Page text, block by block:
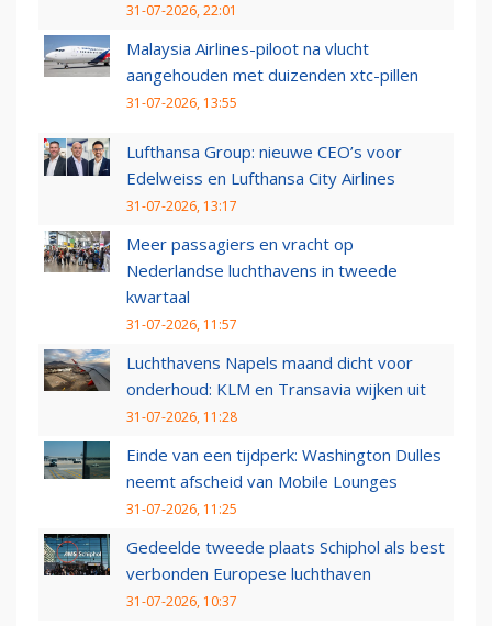
31-07-2026, 22:01
Malaysia Airlines-piloot na vlucht
aangehouden met duizenden xtc-pillen
31-07-2026, 13:55
Lufthansa Group: nieuwe CEO’s voor
Edelweiss en Lufthansa City Airlines
31-07-2026, 13:17
Meer passagiers en vracht op
Nederlandse luchthavens in tweede
kwartaal
31-07-2026, 11:57
Luchthavens Napels maand dicht voor
onderhoud: KLM en Transavia wijken uit
31-07-2026, 11:28
Einde van een tijdperk: Washington Dulles
neemt afscheid van Mobile Lounges
31-07-2026, 11:25
Gedeelde tweede plaats Schiphol als best
verbonden Europese luchthaven
31-07-2026, 10:37